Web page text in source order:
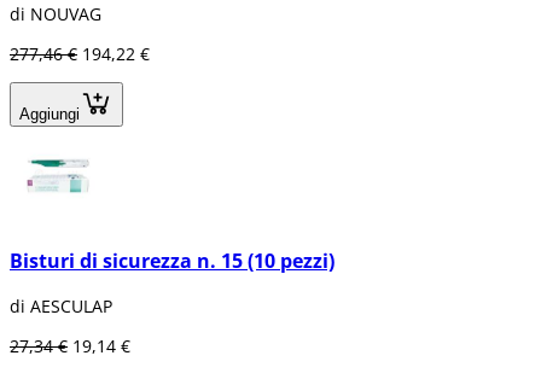
di NOUVAG
277,46 € 194,22 €
Aggiungi
Bisturi di sicurezza n. 15 (10 pezzi)
di AESCULAP
27,34 € 19,14 €